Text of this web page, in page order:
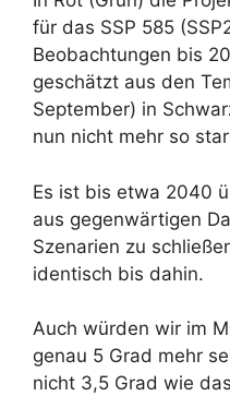
für das SSP 585
Beobachtungen bis
geschätzt aus den
September) in
nun nicht mehr so
Es ist bis etwa 2040
aus gegenwärtigen
Szenarien zu
identisch bis dahin.
Auch würden wir im
genau 5 Grad mehr
nicht 3,5 Grad wie